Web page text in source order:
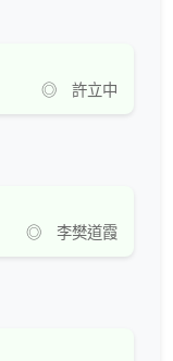
◎ 許立中
◎ 李樊道霞